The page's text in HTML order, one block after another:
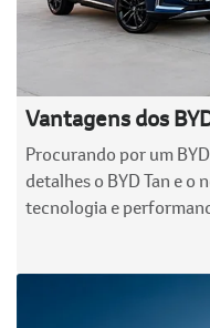
Vantagens dos
Procurando por um
detalhes o BYD Tan e o
tecnologia e